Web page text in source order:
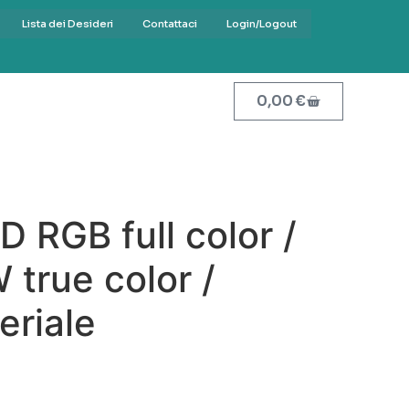
Lista dei Desideri Contattaci Login/Logout
0,00€
RGB full color /
true color /